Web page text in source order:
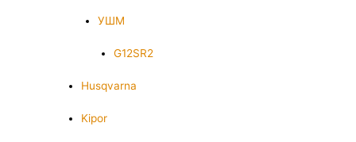
УШМ
G12SR2
Husqvarna
Kipor